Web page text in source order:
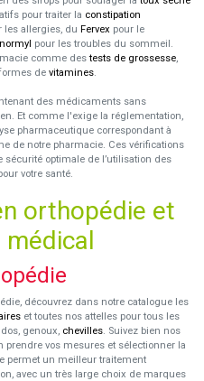
pour traiter la constipation
les allergies, du Fervex pour le
pour les troubles du sommeil.
comme destests de grossesse,
de vitamines.
des médicaments sans
Et comme l'exige la réglementation,
pharmaceutique correspondant à
de notre pharmacie. Ces vérifications
sécurité optimale de l’utilisation des
votre santé.
orthopédie et
découvrez dans notre catalogue les
et toutes nos attelles pour tous les
dos, genoux, chevilles. Suivez bien nos
vos mesures et sélectionner la
permet un meilleur traitement
avec un très large choix de marques